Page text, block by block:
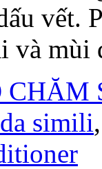
vết.
và
CHĂM
simili